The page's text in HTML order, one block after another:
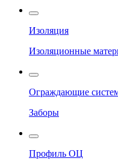
Изоляция
Изоляционные
Ограждающие
Заборы
Профиль ОЦ